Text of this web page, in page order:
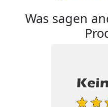
Was sagen